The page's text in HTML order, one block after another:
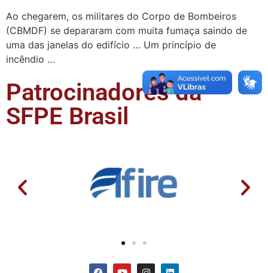
Ao chegarem, os militares do Corpo de Bombeiros
(CBMDF) se depararam com muita fumaça saindo de
uma das janelas do edifício … Um princípio de
incêndio …
Patrocinadores da
SFPE Brasil